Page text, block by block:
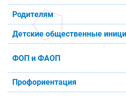
Родителям
Детские общественные
ФОП и ФАОП
Профориентация